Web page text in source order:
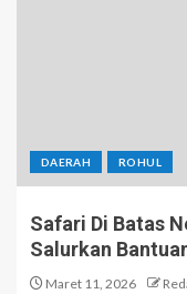
DAERAH ROHUL
Safari Di Batas
Salurkan
Maret 11, 2026